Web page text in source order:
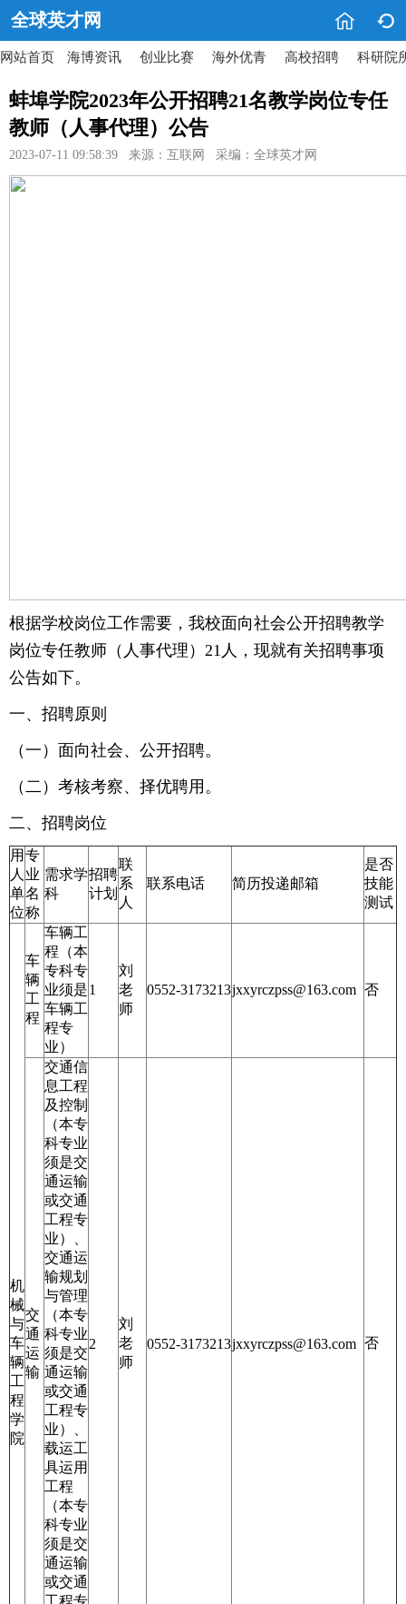
全球英才网  
网站首页 海博资讯 创业比赛 海外优青 高校招聘 科研院
蚌埠学院2023年公开招聘21名教学岗位专任
教师（人事代理）公告
2023-07-11 09:58:39 来源：互联网 采编：全球英才网
根据学校岗位工作需要，我校面向社会公开招聘教学
岗位专任教师（人事代理）21人，现就有关招聘事项
公告如下。
一、招聘原则
（一）面向社会、公开招聘。
（二）考核考察、择优聘用。
二、招聘岗位
用
人
单
位
专
业
名
称
需求学
科
招聘
计划
联
系
人
联系电话 简历投递邮箱
是否
技能
测试
机
械
与
车
辆
工
程
学
院
车
辆
工
程
车辆工
程（本
专科专
业须是
车辆工
程专
业）
1
刘
老
师
0552-3173213jxxyrczpss@163.com 否
交
通
运
输
交通信
息工程
及控制
（本专
科专业
须是交
通运输
或交通
工程专
业）、
交通运
输规划
与管理
（本专
科专业
须是交
通运输
或交通
工程专
业）、
载运工
具运用
工程
（本专
科专业
须是交
通运输
或交通
工程专
2
刘
老
师
0552-3173213jxxyrczpss@163.com 否